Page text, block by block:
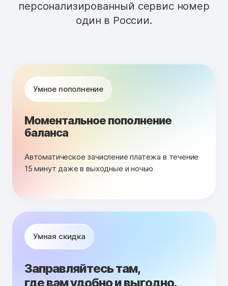
персонализированный сервис номер
один в России.
Умное пополнение
Моментальное пополнение
баланса
Автоматическое зачисление платежа в течение
15 минут даже в выходные и ночью
Умная скидка
Заправляйтесь там,
где вам удобно и выгодно.